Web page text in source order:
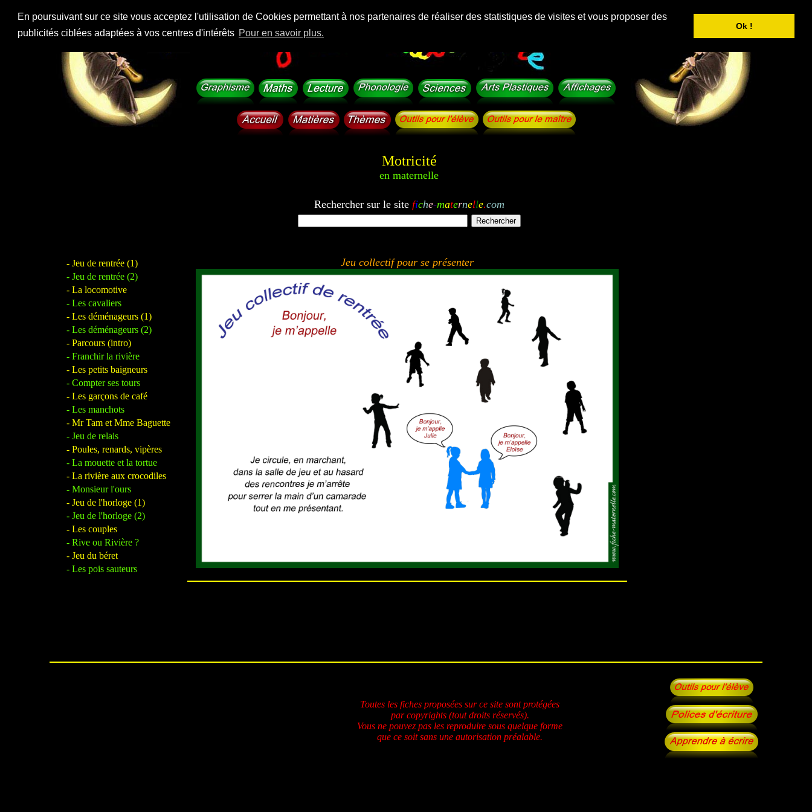
En poursuivant sur ce site vous acceptez l'utilisation de Cookies permettant à nos partenaires de réaliser des statistiques de visites et vous proposer des
publicités ciblées adaptées à vos centres d'intérêts Pour en savoir plus.
Ok !
Motricité
en maternelle
Rechercher sur le site fiche-maternelle.com
- Jeu de rentrée (1)
- Jeu de rentrée (2)
- La locomotive
- Les cavaliers
- Les déménageurs (1)
- Les déménageurs (2)
- Parcours (intro)
- Franchir la rivière
- Les petits baigneurs
- Compter ses tours
- Les garçons de café
- Les manchots
- Mr Tam et Mme Baguette
- Jeu de relais
- Poules, renards, vipères
- La mouette et la tortue
- La rivière aux crocodiles
- Monsieur l'ours
- Jeu de l'horloge (1)
- Jeu de l'horloge (2)
- Les couples
- Rive ou Rivière ?
- Jeu du béret
- Les pois sauteurs
Jeu collectif pour se présenter
Toutes les fiches proposées sur ce site sont protégées
par copyrights (tout droits réservés).
Vous ne pouvez pas les reproduire sous quelque forme
que ce soit sans une autorisation préalable.